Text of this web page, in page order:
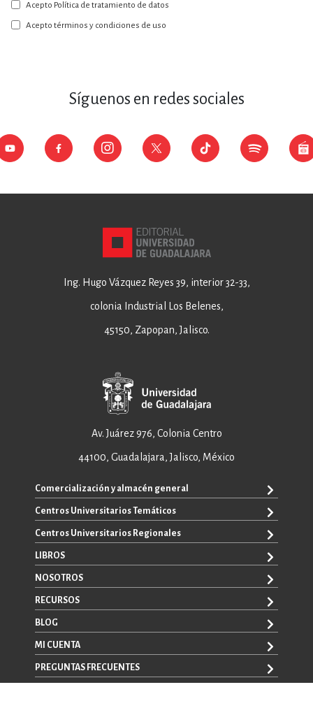
nuestro
boletín:
Acepto Política de tratamiento de datos
Acepto términos y condiciones de uso
Síguenos en redes sociales
Ing. Hugo Vázquez Reyes 39, interior 32-33,
colonia Industrial Los Belenes,
45150, Zapopan, Jalisco.
Av. Juárez 976, Colonia Centro
44100, Guadalajara, Jalisco, México
Comercialización y almacén general
+52 33 3640 6326
+52 33 3640 4595
ventas@editorial.udg.mx
WhatsApp: +52 33 1433 6869
Centros Universitarios Temáticos
CUAAD
CUCEA
CUCBA
CUCEI
CUCSH
Centros Universitarios Regionales
CUALTOS
CUCHAPALA
CUCOSTA
CUCSUR
CUGDL
CUNORTE
LIBROS
TODOS LOS LIBROS
E-BOOKS
CATÁLOGOS
NOSOTROS
SOBRE NOSOTROS
CONTACTO
RECURSOS
PROMOCIONALES
CONVOCATORIAS
BLOG
LA VENTANA ROJA
MI CUENTA
REGISTRO
PREGUNTAS FRECUENTES